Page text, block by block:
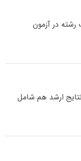
رشته در آزمون
ارشد هم شامل